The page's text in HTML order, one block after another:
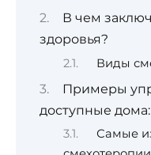
В чем
здоровья?
Виды
Примеры
доступные дома:
Самые